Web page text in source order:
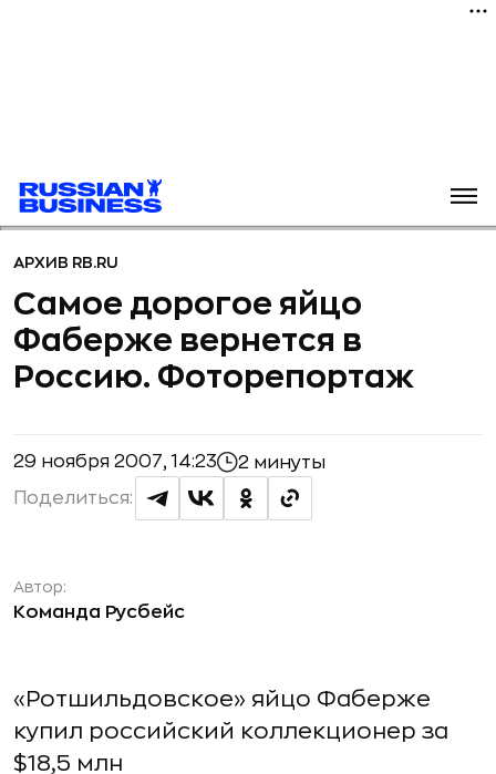
АРХИВ RB.RU
Самое дорогое яйцо
Фаберже вернется в
Россию. Фоторепортаж
29 ноября 2007, 14:23 2 минуты
Поделиться:
Автор:
Команда Русбейс
«Ротшильдовское» яйцо Фаберже
купил российский коллекционер за
$18,5 млн